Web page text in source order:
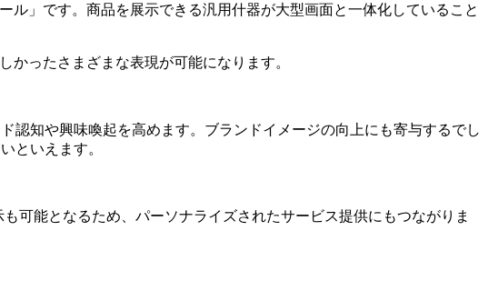
」です。商品を展示できる汎用什器が大型画面と一体化していること
かったさまざまな表現が可能になります。
認知や興味喚起を高めます。ブランドイメージの向上にも寄与するでし
といえます。
可能となるため、パーソナライズされたサービス提供にもつながりま